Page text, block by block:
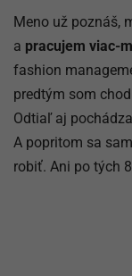
Meno už poznáš,
a pracujem viac-
fashion
predtým som
Odtiaľ aj
A popritom sa
robiť. Ani po tých